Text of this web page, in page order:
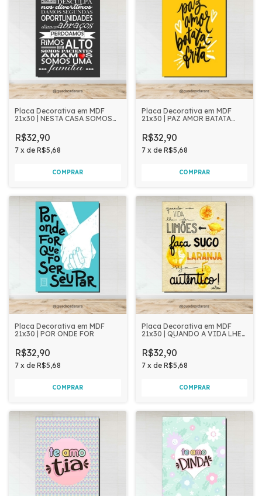
Placa Decorativa em MDF
21x30 | NESTA CASA SOMOS
R$32,90
7 x de R$5,68
Placa Decorativa em MDF
21x30 | PAZ AMOR BATATA
R$32,90
7 x de R$5,68
Placa Decorativa em MDF
21x30 | POR ONDE FOR
R$32,90
7 x de R$5,68
Placa Decorativa em MDF
21x30 | QUANDO A VIDA LHE
R$32,90
7 x de R$5,68